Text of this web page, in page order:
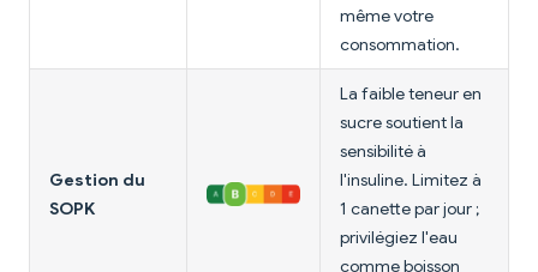
même votre
consommation.
Gestion du
SOPK
La faible teneur en
sucre soutient la
sensibilité à
l'insuline. Limitez à
1 canette par jour ;
privilégiez l'eau
comme boisson